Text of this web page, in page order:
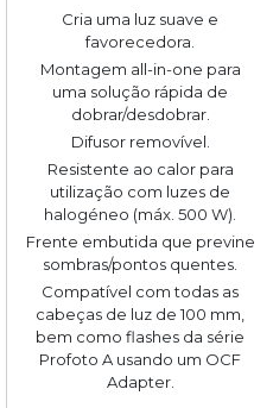
Cria uma luz suave e
favorecedora.
Montagem all-in-one para
uma solução rápida de
dobrar/desdobrar.
Difusor removível.
Resistente ao calor para
utilização com luzes de
halogéneo (máx. 500 W).
Frente embutida que previne
sombras/pontos quentes.
Compatível com todas as
cabeças de luz de 100 mm,
bem como flashes da série
Profoto A usando um OCF
Adapter.